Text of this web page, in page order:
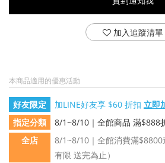
加入追蹤清單
本商品適用的優惠活動
好友限定 加LINE好友享 $60 折扣 立即
指定分類
8/1~8/10｜全館商品 滿$888
全店
8/1~8/10｜全館消費滿
有限 送完為止）